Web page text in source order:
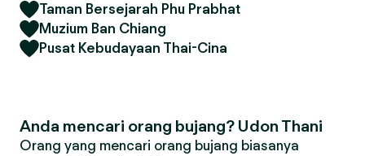
Taman Bersejarah Phu Prabhat
Muzium Ban Chiang
Pusat Kebudayaan Thai-Cina
Anda mencari orang bujang? Udon Thani
Orang yang mencari orang bujang biasanya